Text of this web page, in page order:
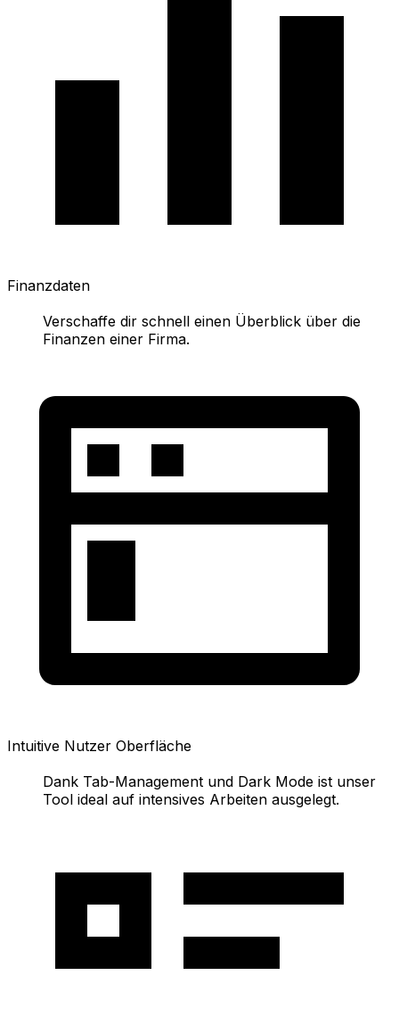
Finanzdaten
Verschaffe dir schnell einen Überblick über die
Finanzen einer Firma.
Intuitive Nutzer Oberfläche
Dank Tab-Management und Dark Mode ist unser
Tool ideal auf intensives Arbeiten ausgelegt.